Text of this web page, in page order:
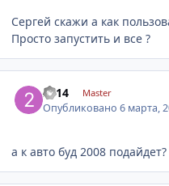
Сергей скажи а как
Просто запустить и все ?
2114 Master
Опубликовано6 марта,
а к авто буд 2008 подайдет?